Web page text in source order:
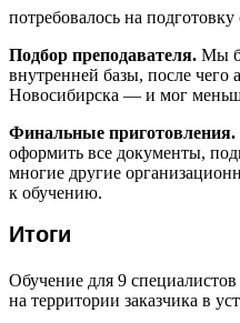
потребовалось на подготовку
Подбор преподавателя. Мы
внутренней базы, после
Новосибирска — и мог
Финальные приготовления.
оформить все документы,
многие другие
к обучению.
Итоги
Обучение для 9
на территории заказчика в